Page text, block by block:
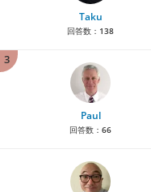
Taku
回答数： 138
3
Paul
回答数： 66